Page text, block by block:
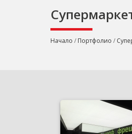
Начало / Портфолио /